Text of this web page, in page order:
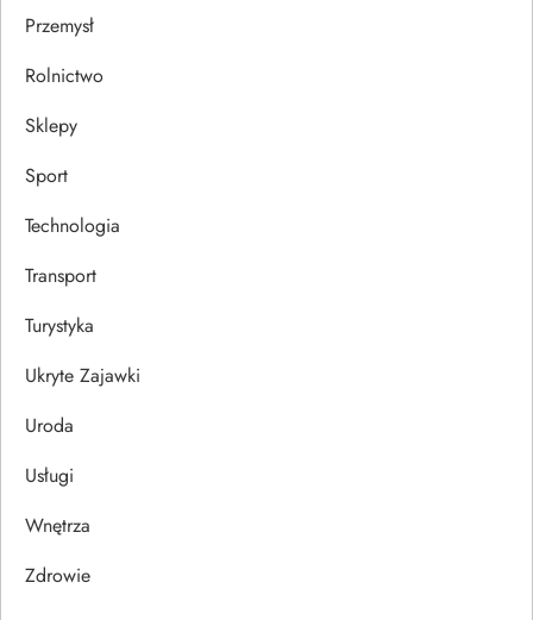
Przemysł
Rolnictwo
Sklepy
Sport
Technologia
Transport
Turystyka
Ukryte Zajawki
Uroda
Usługi
Wnętrza
Zdrowie